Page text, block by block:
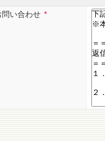
問い合わせ *